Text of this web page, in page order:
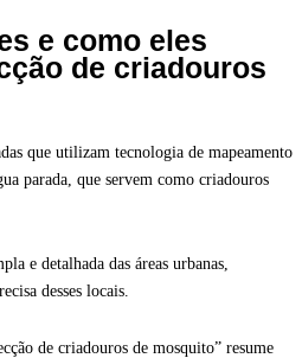
e como eles
de criadouros
que utilizam tecnologia de mapeamento
parada, que servem como criadouros
e detalhada das áreas urbanas,
desses locais.
de criadouros de mosquito” resume